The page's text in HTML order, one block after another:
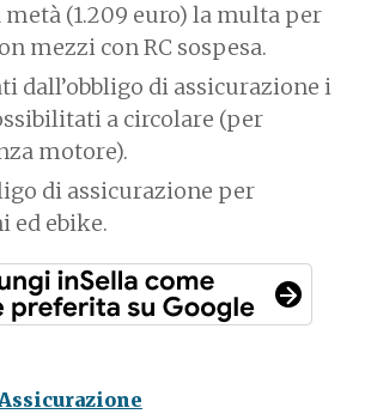
metà (1.209 euro) la multa per
mezzi con RC sospesa.
dall’obbligo di assicurazione i
a circolare (per
motore).
di assicurazione per
ed ebike.